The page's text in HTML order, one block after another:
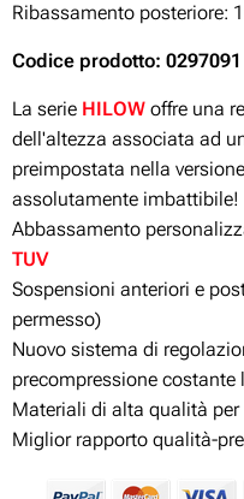
Ribassamento posteriore:
Codice prodotto: 0297091
La serie HILOW offre una
dell'altezza associata ad
preimpostata nella
assolutamente imbattibile!
Abbassamento
TUV
Sospensioni anteriori e
permesso)
Nuovo sistema di
precompressione
Materiali di alta qualità
Miglior rapporto qualità-